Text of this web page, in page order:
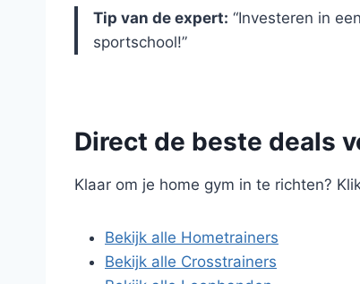
Tip van de expert: “Investeren in
sportschool!”
Direct de beste deals
Klaar om je home gym in te richten?
Bekijk alle Hometrainers
Bekijk alle Crosstrainers